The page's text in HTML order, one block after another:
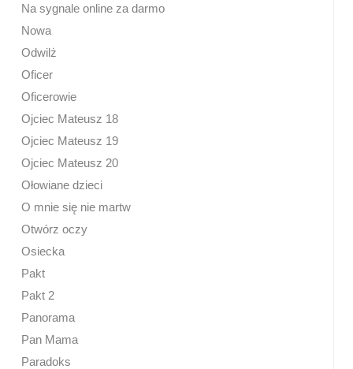
Na sygnale online za darmo
Nowa
Odwilż
Oficer
Oficerowie
Ojciec Mateusz 18
Ojciec Mateusz 19
Ojciec Mateusz 20
Ołowiane dzieci
O mnie się nie martw
Otwórz oczy
Osiecka
Pakt
Pakt 2
Panorama
Pan Mama
Paradoks